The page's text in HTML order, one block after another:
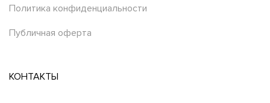
Политика конфиденциальности
Публичная оферта
КОНТАКТЫ